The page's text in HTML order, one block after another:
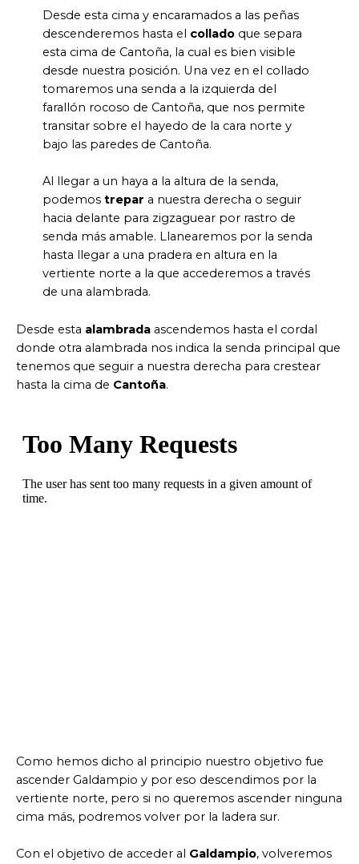
Desde esta cima y encaramados a las peñas
descenderemos hasta el colladoque separa
esta cima de Cantoña, la cual es bien visible
desde nuestra posición. Una vez en el collado
tomaremos una senda a la izquierda del
farallón rocoso de Cantoña, que nos permite
transitar sobre el hayedo de la cara norte y
bajo las paredes de Cantoña.
Al llegar a un haya a la altura de la senda,
podemos trepar a nuestra derecha o seguir
hacia delante para zigzaguear por rastro de
senda más amable. Llanearemos por la senda
hasta llegar a una pradera en altura en la
vertiente norte a la que accederemos a través
de una alambrada.
Desde esta alambrada ascendemos hasta el cordal
donde otra alambrada nos indica la senda principal que
tenemos que seguir a nuestra derecha para crestear
hasta la cima de Cantoña.
Como hemos dicho al principio nuestro objetivo fue
ascender Galdampio y por eso descendimos por la
vertiente norte, pero si no queremos ascender ninguna
cima más, podremos volver por la ladera sur.
Con el objetivo de acceder al Galdampio, volveremos